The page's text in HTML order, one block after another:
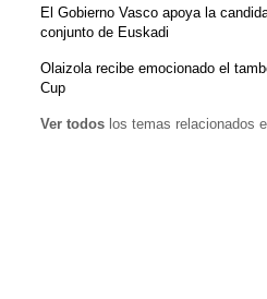
El Gobierno Vasco apoya la
conjunto de Euskadi
Olaizola recibe emocionado el
Cup
Ver todos los temas relacionados